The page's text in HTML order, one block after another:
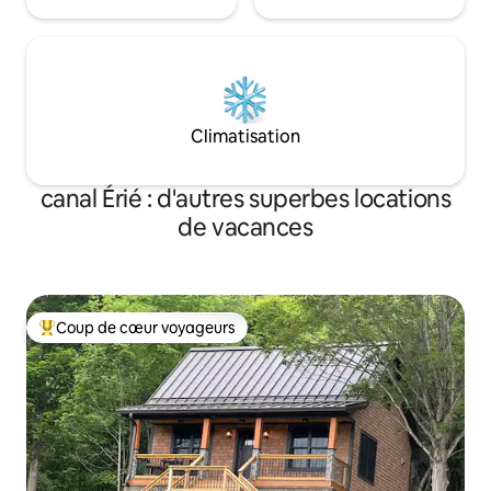
Climatisation
canal Érié : d'autres superbes locations
de vacances
Coups de cœur voyageurs les plus appréciés
Coup de cœur voyageurs